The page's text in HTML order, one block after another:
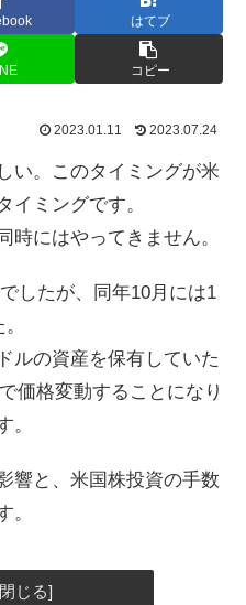
はてブ
コピー
2023.01.11 2023.07.24
い。このタイミングが米
イミングです。
時にはやってきません。
したが、同年10月には1
ルの資産を保有していた
価格変動することになり
。
響と、米国株投資の手数
。